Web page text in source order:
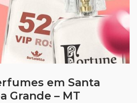
em Santa
Grande – MT